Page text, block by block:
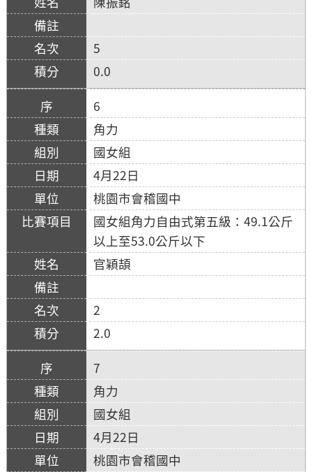
5
0.0
6
角力
國女組
4月22日
桃園市會稽國中
國女組角力自由式第五級：49.1公斤
以上至53.0公斤以下
官穎頡
2
2.0
7
角力
國女組
4月22日
桃園市會稽國中